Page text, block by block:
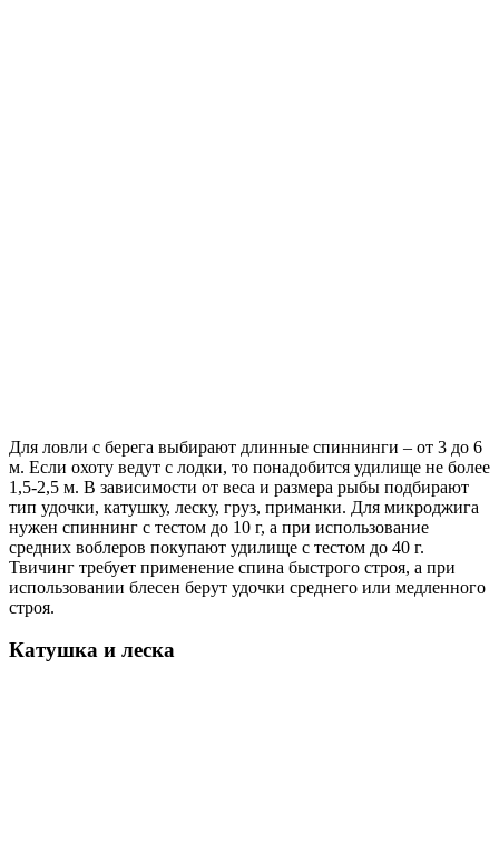
Для ловли с берега выбирают длинные спиннинги – от 3 до 6
м. Если охоту ведут с лодки, то понадобится удилище не более
1,5-2,5 м. В зависимости от веса и размера рыбы подбирают
тип удочки, катушку, леску, груз, приманки. Для микроджига
нужен спиннинг с тестом до 10 г, а при использование
средних воблеров покупают удилище с тестом до 40 г.
Твичинг требует применение спина быстрого строя, а при
использовании блесен берут удочки среднего или медленного
строя.
Катушка и леска